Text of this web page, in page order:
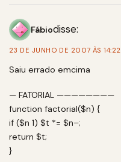
Fábiodisse:
23 DE JUNHO DE 2007 ÀS 14:22
Saiu errado emcima
— FATORIAL ————————
function factorial($n) {
if ($n 1) $t *= $n–;
return $t;
}